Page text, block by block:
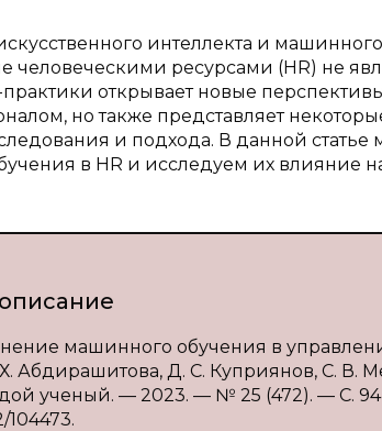
интеллекта и
человеческими ресурсами (HR) не
открывает новые
но также представляет
и подхода. В данной
в HR и исследуем их влияние
машинного обучения в
Абдирашитова, Д. С. Куприянов, С. В.
ученый. — 2023. — № 25 (472). — С.